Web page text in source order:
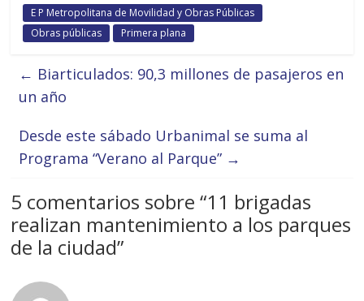
E P Metropolitana de Movilidad y Obras Públicas
Obras públicas
Primera plana
← Biarticulados: 90,3 millones de pasajeros en
un año
Desde este sábado Urbanimal se suma al
Programa “Verano al Parque” →
5 comentarios sobre “11 brigadas
realizan mantenimiento a los parques
de la ciudad”